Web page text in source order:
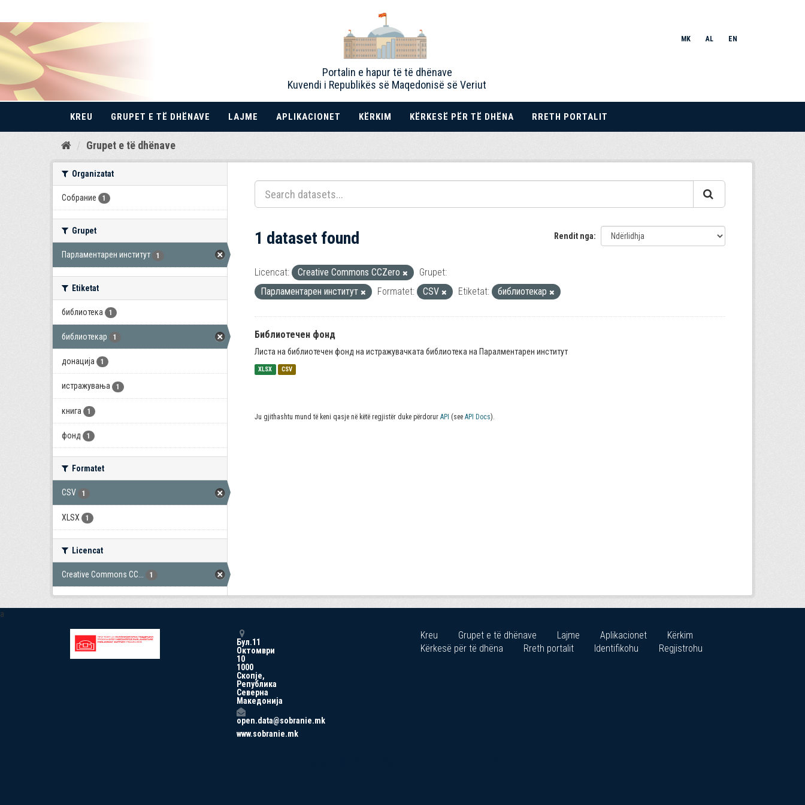
Kalo
Portalin e hapur të të dhënave
Kuvendi i Republikës së Maqedonisë së Veriut
MK AL EN
KREU GRUPET E TË DHËNAVE LAJME APLIKACIONET KËRKIM KËRKESË PËR TË DHËNA RRETH PORTALIT
Grupet e të dhënave
Organizatat
Собрание 1
Grupet
Парламентарен институт 1
Etiketat
библиотека 1
библиотекар 1
донација 1
истражувања 1
книга 1
фонд 1
Formatet
CSV 1
XLSX 1
Licencat
Creative Commons CC... 1
Rendit nga
1 dataset found
Licencat: Creative Commons CCZero
Grupet:
Парламентарен институт
Formatet: CSV Etiketat: библиотекар
Библиотечен фонд
Листа на библиотечен фонд на истражувачката библиотека на Паралментарен институт
XLSX CSV
Ju gjithashtu mund të keni qasje në këtë regjistër duke përdorur API (see API Docs).
a
Бул.11
Октомври
10
1000
Скопје,
Република
Северна
Македонија
open.data@sobranie.mk
www.sobranie.mk
Kreu Grupet e të dhënave Lajme Aplikacionet
Kërkim
Kërkesë për të dhëna
Rreth portalit Identifikohu Regjistrohu